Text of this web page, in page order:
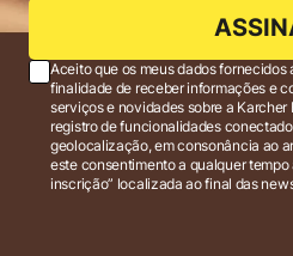
Aceito que os meus dados
finalidade de receber informações e
serviços e novidades sobre a Karcher Brasil via e-mail marketing e
registro de funcionalidades
geolocalização, em consonância ao
este consentimento a qualquer
inscrição” localizada ao final das